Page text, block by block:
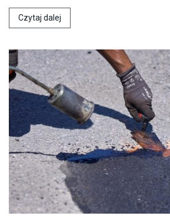
Czytaj dalej